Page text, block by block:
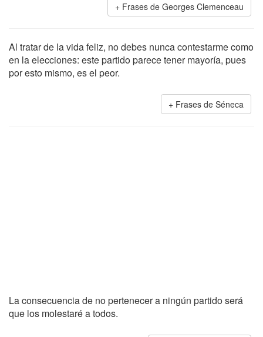
Frases de Georges Clemenceau
Al tratar de la vida feliz, no debes nunca contestarme como
en la elecciones: este partido parece tener mayoría, pues
por esto mismo, es el peor.
Frases de Séneca
La consecuencia de no pertenecer a ningún partido será
que los molestaré a todos.